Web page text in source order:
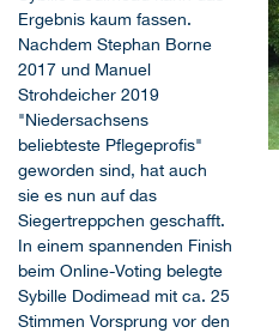
Ergebnis kaum fassen.
Nachdem Stephan Borne
2017 und Manuel
Strohdeicher 2019
"Niedersachsens
beliebteste Pflegeprofis"
geworden sind, hat auch
sie es nun auf das
Siegertreppchen geschafft.
In einem spannenden Finish
beim Online-Voting belegte
Sybille Dodimead mit ca. 25
Stimmen Vorsprung vor den